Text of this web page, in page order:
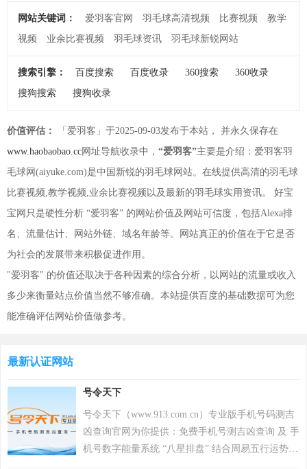
网站关键词： 爱羽客官网 羽毛球高清视频 比赛视频
教学
视频
业余比赛视频 羽毛球资讯 羽毛球新锐网站
搜索引擎： 百度搜索 百度收录 360搜索
360收录
搜狗搜索
搜狗收录
价值评估：
「爱羽客」于2025-09-03发布于本站， 并永久保存在
www.haobaobao.cc网址导航收录中， “爱羽客”主要是介绍：爱羽客羽
毛球网(aiyuke.com)是中国新锐的羽毛球网站。在线提供高清的羽毛球
比赛视频,教学视频,业余比赛视频以及最新的羽毛球实用资讯。 好宝
宝网只是硬性分析 “爱羽客” 的网站价值及网站可信度，包括Alexa排
名、流量估计、网站外链、域名年龄等。网站真正的价值在于它是否
为社会的发展带来积极促进作用。
"爱羽客" 的价值还取决于各种因素的综合分析，以网站的流量或收入
多少来衡量站点价值当然不够准确。本站提供百度的基础数据可为您
能准确评估网站价值做参考。
最新认证网站
号令天下
号令天下（www.913.com.cn）专业版手机号码测吉
凶查询官网为你提供：免费手机号测吉凶查询 及 手
机号数字能量系统 “八星排盘” 结合周易五行运势来